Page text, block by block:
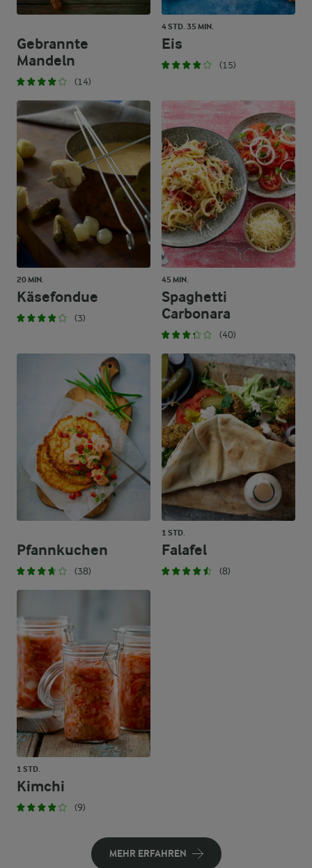
Gebrannte
Mandeln
(14)
4 STD. 35 MIN.
Eis
(15)
20 MIN.
Käsefondue
(3)
45 MIN.
Spaghetti
Carbonara
(40)
Pfannkuchen
(38)
1 STD.
Falafel
(8)
1 STD.
Kimchi
(9)
MEHR ERFAHREN